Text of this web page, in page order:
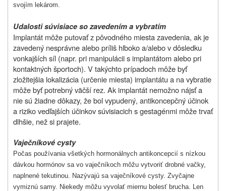
svojím lekárom.
Udalosti súvisiace so zavedením a vybratím
Implantát môže putovať z pôvodného miesta zavedenia, ak je
zavedený nesprávne alebo príliš hlboko a/alebo v dôsledku
vonkajších síl (napr. pri manipulácii s implantátom alebo pri
kontaktných športoch). V takýchto prípadoch môže byť
zložitejšia lokalizácia (určenie miesta) implantátu a na vybratie
môže byť potrebný väčší rez. Ak implantát nemožno nájsť a
nie sú žiadne dôkazy, že bol vypudený, antikoncepčný účinok
a riziko vedľajších účinkov súvisiacich s gestagénmi môže trvať
dlhšie, než si prajete.
Vaječníkové cysty
Počas používania všetkých hormonálnych antikoncepcií s nízkou
dávkou hormónov sa vo vaječníkoch môžu vytvoriť drobné vačky,
naplnené tekutinou. Nazývajú sa vaječníkové cysty. Zvyčajne
vymiznú samy. Niekedy môžu vyvolať miernu bolesť brucha. Len